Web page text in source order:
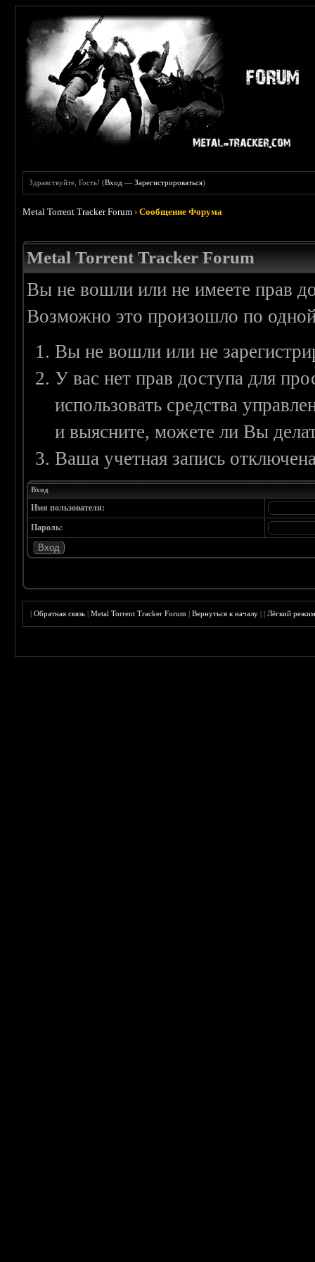
Здравствуйте, Гость! (Вход —Зарегистрироваться)
Metal Torrent Tracker Forum ›Сообщение Форума
Metal Torrent Tracker Forum
Вы не вошли или не имеете прав
Возможно это произошло по
Вы не вошли или не
У вас нет прав доступа для
использовать средства
и выясните, можете ли Вы
Ваша учетная запись
Вход
Имя пользователя:
Пароль:
|Обратная связь |Metal Torrent Tracker Forum |Вернуться к началу ||Лёгкий